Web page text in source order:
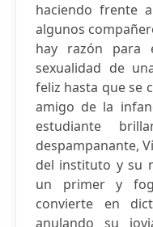
haciendo frente
algunos
hay razón para
sexualidad de
feliz hasta que se
amigo de la
estudiante
despampanante,
del instituto y su
un primer y
convierte en
anulando su